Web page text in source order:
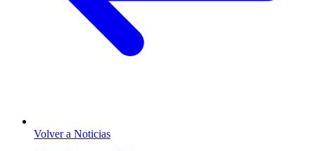
Volver a Noticias